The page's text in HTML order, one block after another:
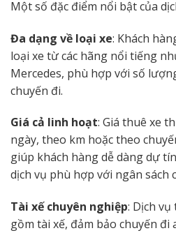
Một số đặc điểm nổi bật của
Đa dạng về loại xe: Khách
loại xe từ các hãng nổi tiếng
Mercedes, phù hợp với số
chuyến đi.
Giá cả linh hoạt: Giá thuê xe
ngày, theo km hoặc theo
giúp khách hàng dễ dàng dự
dịch vụ phù hợp với ngân sách
Tài xế chuyên nghiệp: Dịch
gồm tài xế, đảm bảo chuyến đi